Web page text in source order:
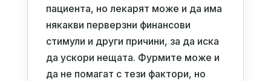
пациента, но лекарят може и да има
някакви перверзни финансови
стимули и други причини, за да иска
да ускори нещата. Фурмите може и
да не помагат с тези фактори, но